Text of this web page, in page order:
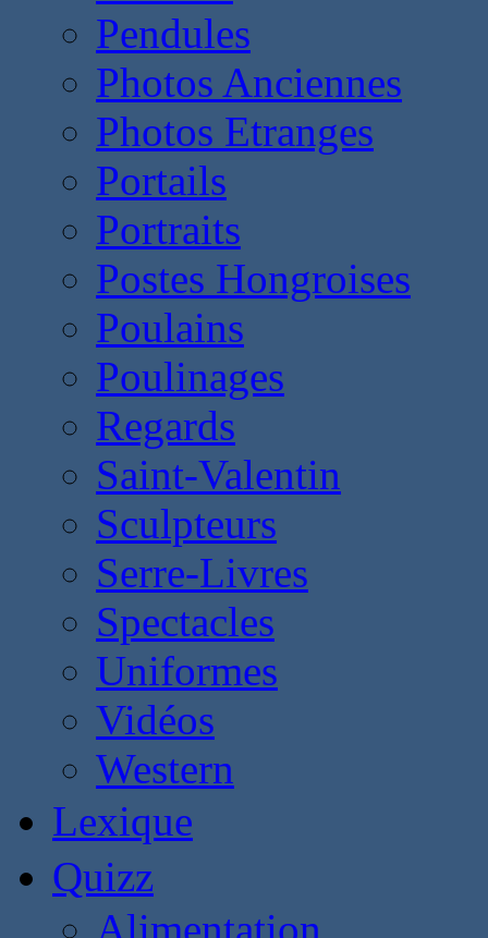
Pendules
Photos Anciennes
Photos Etranges
Portails
Portraits
Postes Hongroises
Poulains
Poulinages
Regards
Saint-Valentin
Sculpteurs
Serre-Livres
Spectacles
Uniformes
Vidéos
Western
Lexique
Quizz
Alimentation